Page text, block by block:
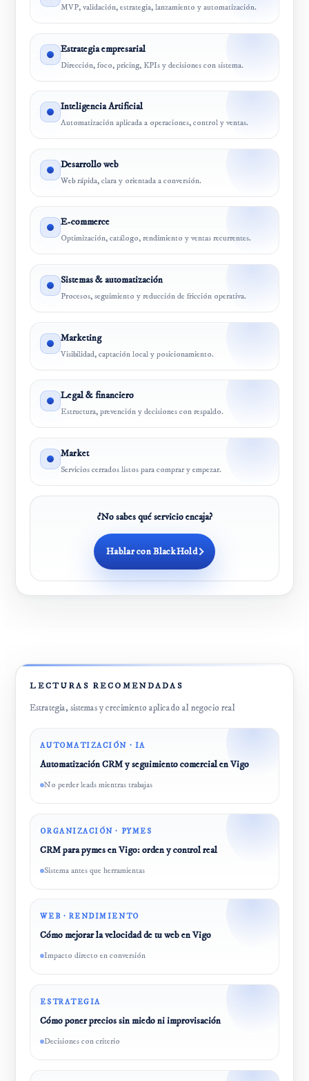
MVP, validación, estrategia, lanzamiento y automatización.
Estrategia empresarial
Dirección, foco, pricing, KPIs y decisiones con sistema.
Inteligencia Artificial
Automatización aplicada a operaciones, control y ventas.
Desarrollo web
Web rápida, clara y orientada a conversión.
E-commerce
Optimización, catálogo, rendimiento y ventas recurrentes.
Sistemas & automatización
Procesos, seguimiento y reducción de fricción operativa.
Marketing
Visibilidad, captación local y posicionamiento.
Legal & financiero
Estructura, prevención y decisiones con respaldo.
Market
Servicios cerrados listos para comprar y empezar.
¿No sabes qué servicio encaja?
Hablar con BlackHold
LECTURAS RECOMENDADAS
Estrategia, sistemas y crecimiento aplicado al negocio real
AUTOMATIZACIÓN · IA
Automatización CRM y seguimiento comercial en Vigo
No perder leads mientras trabajas
ORGANIZACIÓN · PYMES
CRM para pymes en Vigo: orden y control real
Sistema antes que herramientas
WEB · RENDIMIENTO
Cómo mejorar la velocidad de tu web en Vigo
Impacto directo en conversión
ESTRATEGIA
Cómo poner precios sin miedo ni improvisación
Decisiones con criterio